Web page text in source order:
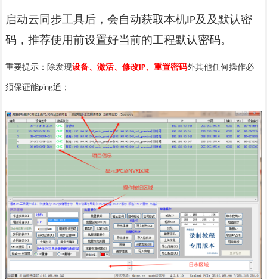
启动云同步工具后，会自动获取本机IP及及默认密
码，推荐使用前设置好当前的工程默认密码。
重要提示：除发现设备、激活、修改IP、重置密码外其他任何操作必
须保证能ping通；